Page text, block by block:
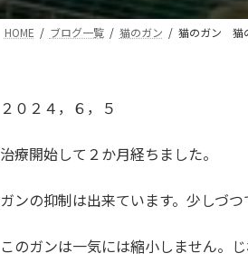
HOME ブログ一覧 猫のガン 猫のガン 猫
２０２４，６，５
治療開始して２か月経ちました。
ガンの抑制は出来ています。少しづつ
このガンは一気には縮小しません。